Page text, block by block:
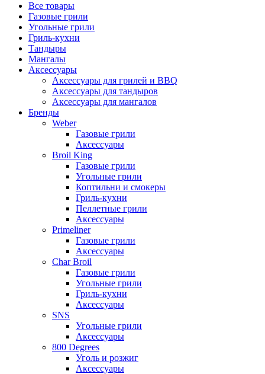
Все товары
Газовые грили
Угольные грили
Гриль-кухни
Тандыры
Мангалы
Аксессуары
Аксессуары для грилей и BBQ
Аксессуары для тандыров
Аксессуары для мангалов
Бренды
Weber
Газовые грили
Аксессуары
Broil King
Газовые грили
Угольные грили
Коптильни и смокеры
Гриль-кухни
Пеллетные грили
Аксессуары
Primeliner
Газовые грили
Аксессуары
Char Broil
Газовые грили
Угольные грили
Гриль-кухни
Аксессуары
SNS
Угольные грили
Аксессуары
800 Degrees
Уголь и розжиг
Аксессуары